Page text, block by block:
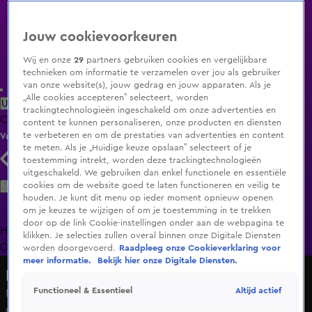
Uitzending Gemist Populaire programma's Zenders Genres
ClipsFilmsRadioSmart TV inlogShop
Volg KIJK
Zoeken
HomeUitzending Gemist Programma's De Bondgenoten
OranjezomerLivestreamsShop
Miranda wil schaamte rondom de voedselbank
Jouw cookievoorkeuren
Wij en onze29 partners gebruiken cookies en vergelijkbare
technieken om informatie te verzamelen over jou als gebruiker
van onze website(s), jouw gedrag en jouw apparaten. Als je
„Alle cookies accepteren” selecteert, worden
trackingtechnologieën ingeschakeld om onze advertenties en
content te kunnen personaliseren, onze producten en diensten
te verbeteren en om de prestaties van advertenties en content
te meten. Als je „Huidige keuze opslaan” selecteert of je
toestemming intrekt, worden deze trackingtechnologieën
uitgeschakeld. We gebruiken dan enkel functionele en essentiële
cookies om de website goed te laten functioneren en veilig te
houden. Je kunt dit menu op ieder moment opnieuw openen
om je keuzes te wijzigen of om je toestemming in te trekken
door op de link Cookie-instellingen onder aan de webpagina te
klikken. Je selecties zullen overal binnen onze Digitale Diensten
worden doorgevoerd.
Raadpleeg onze Cookieverklaring voor
meer informatie.
Bekijk hier onze Digitale Diensten.
Functioneel & Essentieel Altijd actief